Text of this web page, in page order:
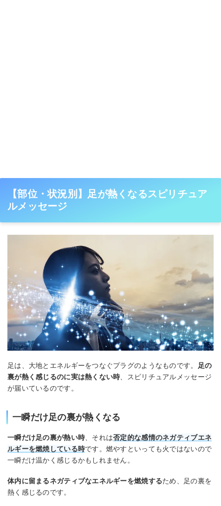
【部位・状況別】足が熱くなるスピリチュア
ルメッセージ
足は、大地とエネルギーをつなぐプラグのようなものです。
足の
裏が熱く感じるのに実は熱くない時 、スピリチュアルメッセージ
が届いているのです。
一瞬だけ足の裏が熱くなる
一瞬だけ足の裏が熱い時 、それは否定的な感情のネガティブエネ
ルギーを燃焼している時です。燃やすといっても火ではないので
一瞬だけ温かく感じるかもしれません。
体内に留まるネガティブなエネルギーを燃焼するため、足の裏を
熱く感じるのです。